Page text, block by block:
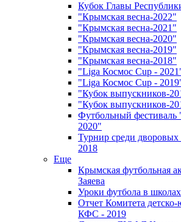
Кубок Главы
"Крымская весна-2022"
"Крымская весна-2021"
"Крымская весна-2020"
"Крымская весна-2019"
"Крымская весна-2018"
"Liga Космос Cup -
"Liga Космос Cup -
"Кубок выпускников-
"Кубок выпускников-
Футбольный
2020"
Турнир среди дворовых
2018
Еще
Крымская футбольная
Заяева
Уроки футбола в школах
Отчет Комитета
КФС - 2019